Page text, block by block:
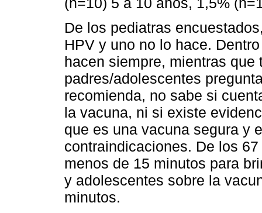
De los pediatras
HPV y uno no lo hace.
hacen siempre, mientras
padres/adolescentes
recomienda, no sabe si
la vacuna, ni si existe
que es una vacuna segura y
contraindicaciones. De los
menos de 15 minutos para
y adolescentes sobre la
minutos.